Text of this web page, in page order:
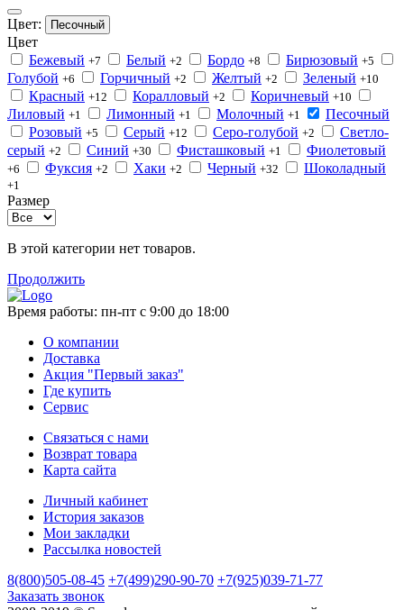
Цвет: Песочный
Цвет
Бежевый +7 Белый +2 Бордо +8 Бирюзовый +5
Голубой +6 Горчичный +2 Желтый +2 Зеленый +10
Красный +12 Коралловый +2 Коричневый +10
Лиловый +1 Лимонный +1 Молочный +1
Песочный
Розовый +5 Серый +12 Серо-голубой +2
Светло-
серый +2 Синий +30 Фисташковый +1 Фиолетовый
+6 Фуксия +2 Хаки +2 Черный +32 Шоколадный
+1
Размер
В этой категории нет товаров.
Продолжить
Время работы: пн-пт с 9:00 до 18:00
О компании
Доставка
Акция "Первый заказ"
Где купить
Сервис
Связаться с нами
Возврат товара
Карта сайта
Личный кабинет
История заказов
Мои закладки
Рассылка новостей
8(800)505-08-45 +7(499)290-90-70 +7(925)039-71-77
Заказать звонок